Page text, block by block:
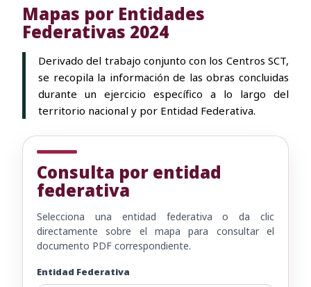
Mapas por Entidades
Federativas 2024
Derivado del trabajo conjunto con los Centros SCT,
se recopila la información de las obras concluidas
durante un ejercicio específico a lo largo del
territorio nacional y por Entidad Federativa.
Consulta por entidad
federativa
Selecciona una entidad federativa o da clic
directamente sobre el mapa para consultar el
documento PDF correspondiente.
Entidad Federativa